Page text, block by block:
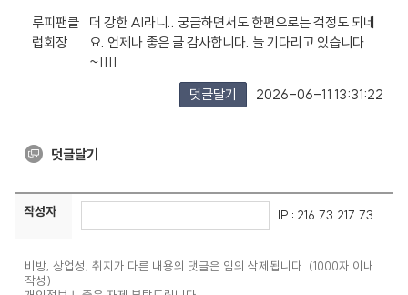
루피팬클
럽회장
더 강한 AI라니.. 궁금하면서도 한편으로는 걱정도 되네
요. 언제나 좋은 글 감사합니다. 늘 기다리고 있습니다
~!!!!
덧글달기
2026-06-11 13:31:22
덧글달기
작성자 IP : 216.73.217.73